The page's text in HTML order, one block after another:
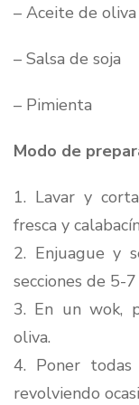
– Aceite de oliva
– Salsa de soja
– Pimienta
Modo de
1. Lavar y
fresca y
2. Enjuague y
secciones de 5-7
3. En un wok,
oliva.
4. Poner
revolviendo